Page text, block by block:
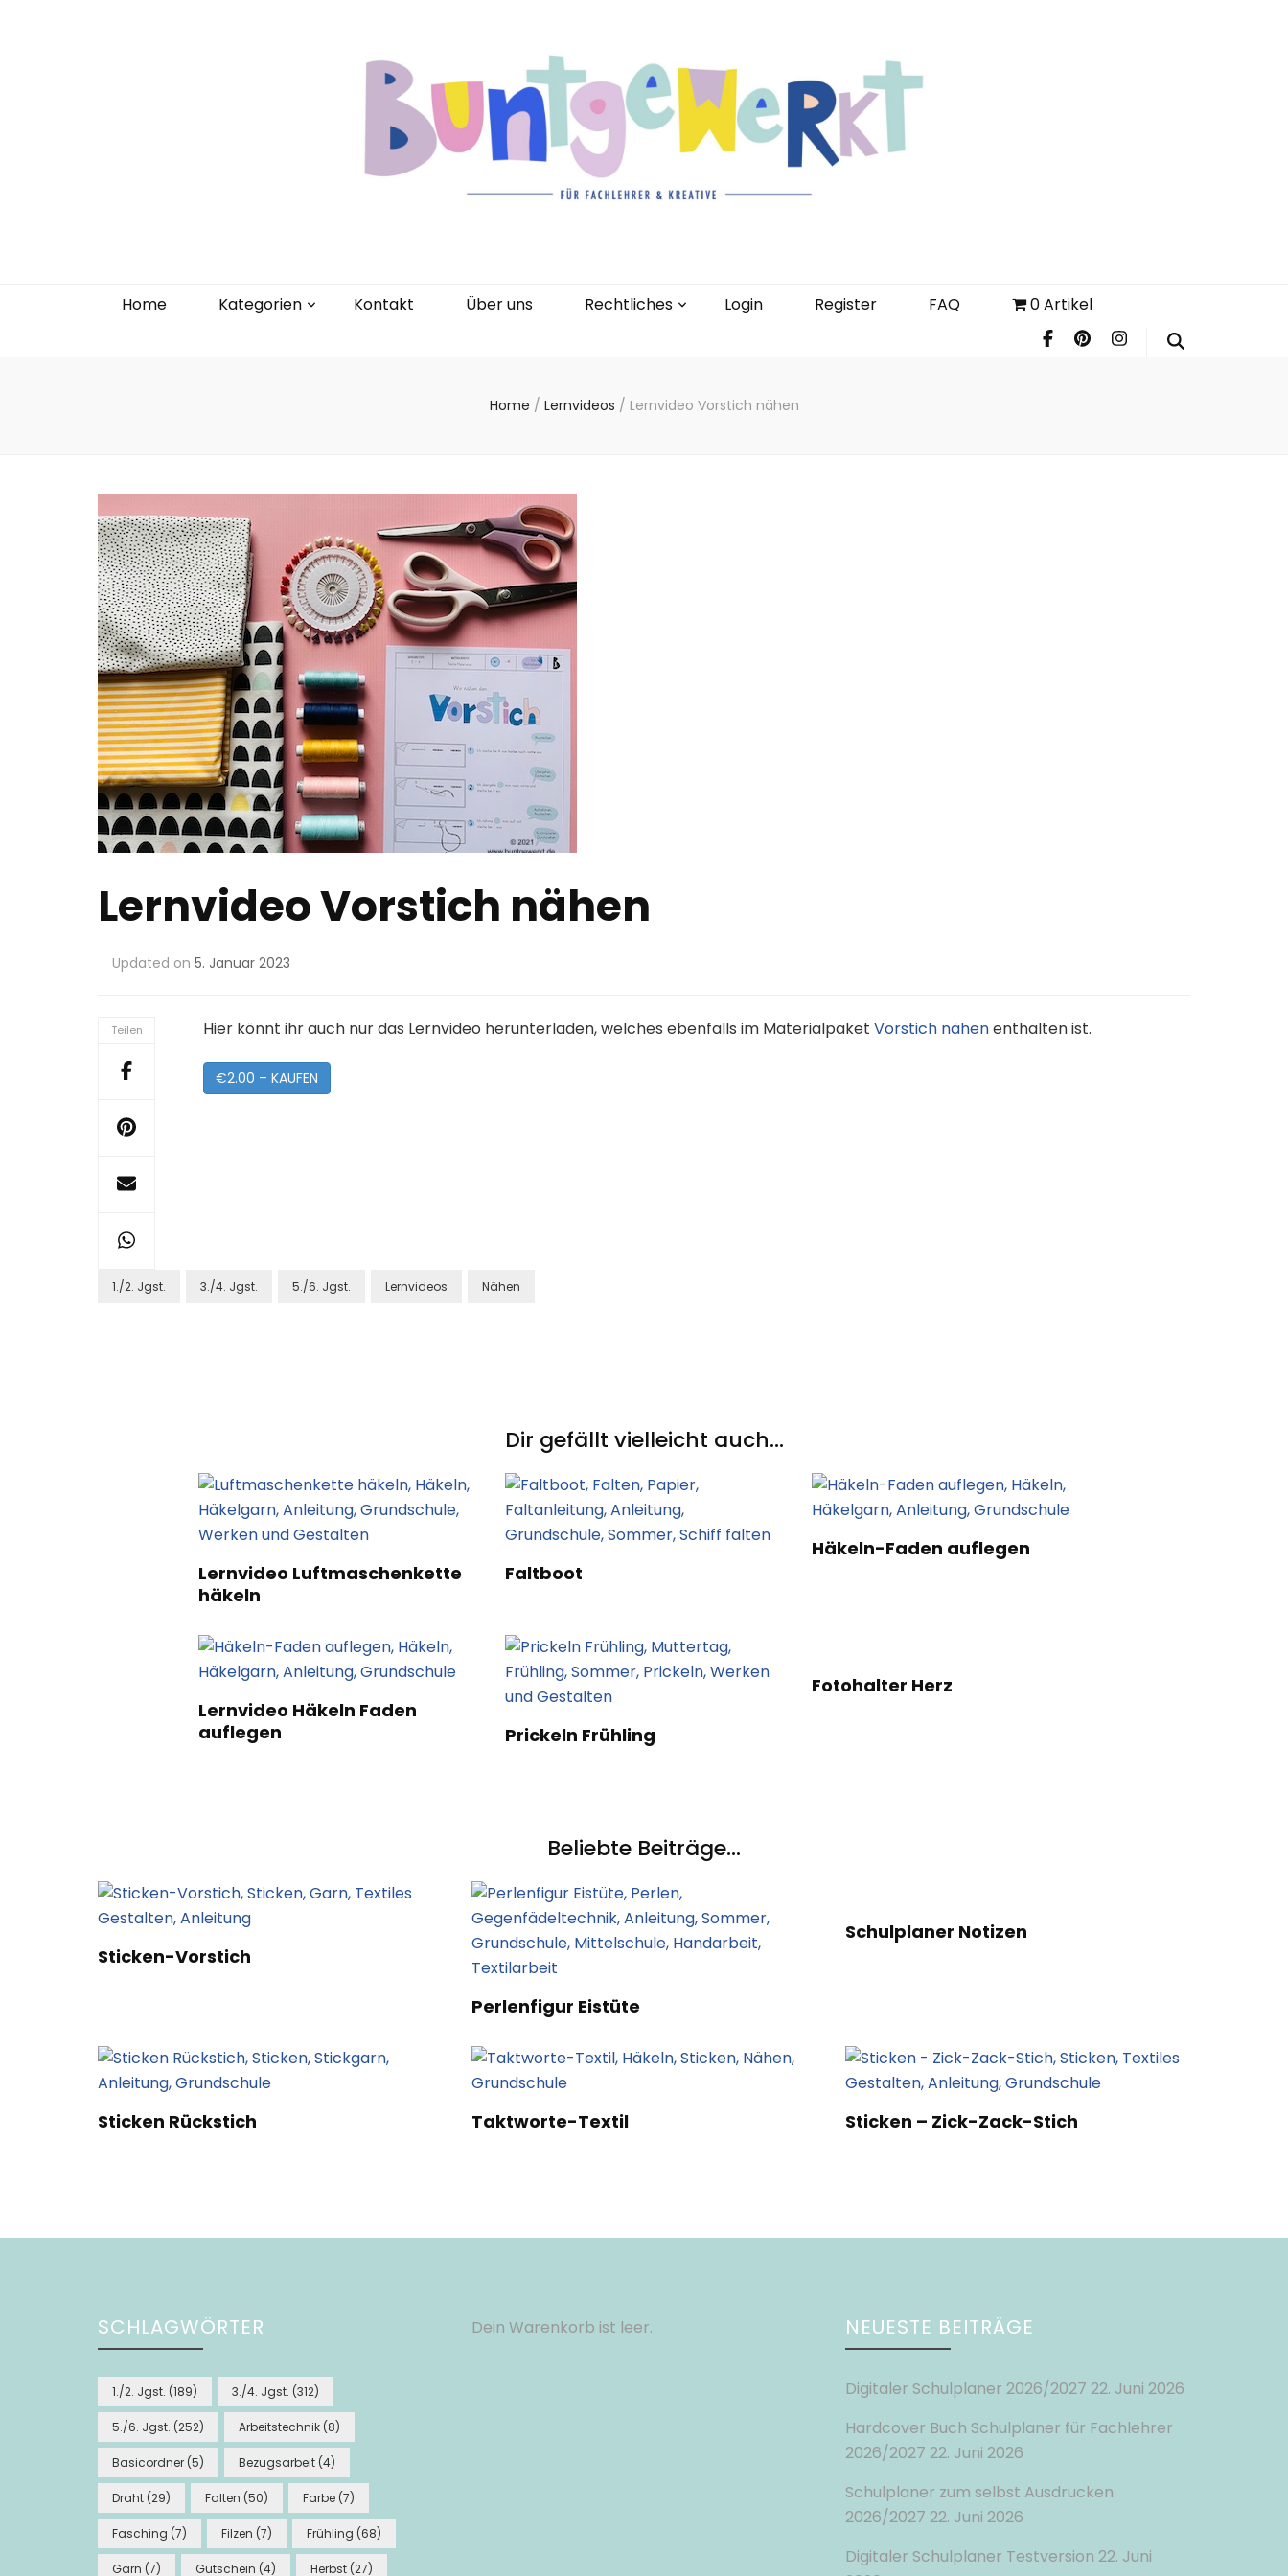
Home Kategorien Kontakt Über uns Rechtliches Login Register FAQ 0 Artikel
Home / Lernvideos / Lernvideo Vorstich nähen
Lernvideo Vorstich nähen
Updated on 5. Januar 2023
Teilen Hier könnt ihr auch nur das Lernvideo herunterladen, welches ebenfalls im Materialpaket Vorstich nähenenthalten ist.
€2.00 – KAUFEN
1./2. Jgst. 3./4. Jgst. 5./6. Jgst. Lernvideos Nähen
Dir gefällt vielleicht auch...
Lernvideo Luftmaschenkette
häkeln
Faltboot
Häkeln-Faden auflegen
Lernvideo Häkeln Faden
auflegen
Prickeln Frühling
Fotohalter Herz
Beliebte Beiträge...
Sticken-Vorstich
Perlenfigur Eistüte
Schulplaner Notizen
Sticken Rückstich Taktworte-Textil Sticken – Zick-Zack-Stich
SCHLAGWÖRTER
1./2. Jgst. (189) 3./4. Jgst. (312)
5./6. Jgst. (252) Arbeitstechnik (8)
Basicordner (5) Bezugsarbeit (4)
Draht (29) Falten (50) Farbe (7)
Fasching (7) Filzen (7) Frühling (68)
Garn (7) Gutschein (4) Herbst (27)
Dein Warenkorb ist leer. NEUESTE BEITRÄGE
Digitaler Schulplaner 2026/2027 22. Juni 2026
Hardcover Buch Schulplaner für Fachlehrer
2026/2027 22. Juni 2026
Schulplaner zum selbst Ausdrucken
2026/2027 22. Juni 2026
Digitaler Schulplaner Testversion 22. Juni